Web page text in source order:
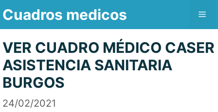
Saltar
contenido
Cuadros medicos
VER CUADRO MÉDICO CASER
ASISTENCIA SANITARIA
BURGOS
24/02/2021